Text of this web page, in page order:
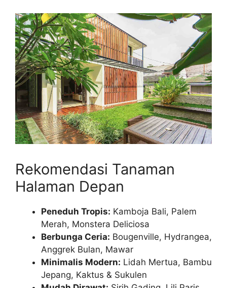
Rekomendasi Tanaman
Halaman Depan
Peneduh Tropis: Kamboja Bali, Palem
Merah, Monstera Deliciosa
Berbunga Ceria: Bougenville, Hydrangea,
Anggrek Bulan, Mawar
Minimalis Modern: Lidah Mertua, Bambu
Jepang, Kaktus & Sukulen